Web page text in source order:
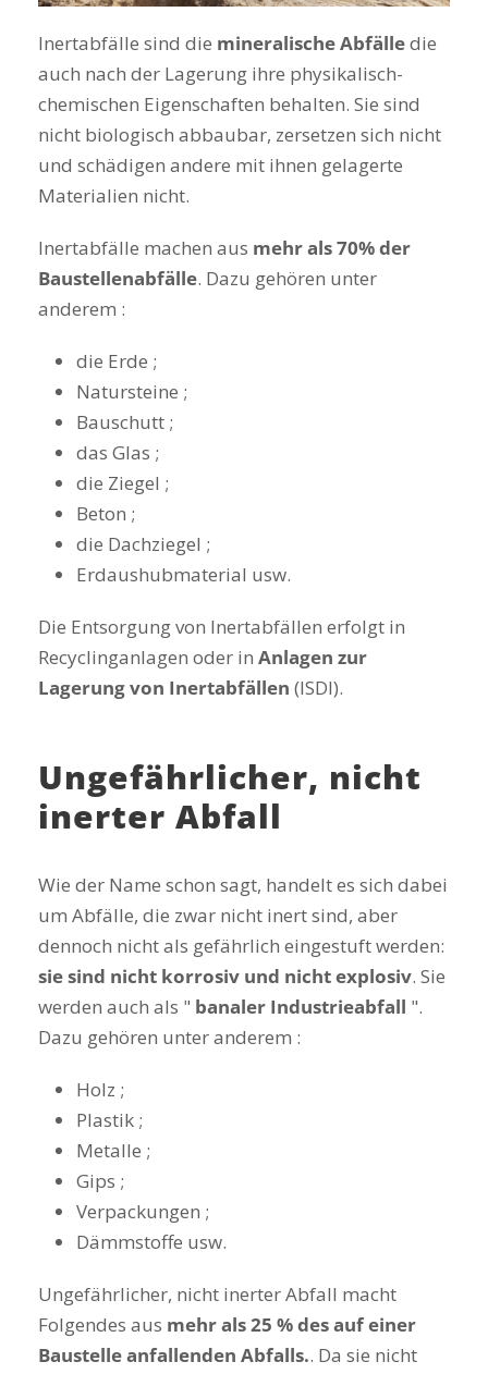
Inertabfälle sind die mineralische Abfälledie
auch nach der Lagerung ihre physikalisch-
chemischen Eigenschaften behalten. Sie sind
nicht biologisch abbaubar, zersetzen sich nicht
und schädigen andere mit ihnen gelagerte
Materialien nicht.
Inertabfälle machen aus mehr als 70% der
Baustellenabfälle. Dazu gehören unter
anderem :
die Erde ;
Natursteine ;
Bauschutt ;
das Glas ;
die Ziegel ;
Beton ;
die Dachziegel ;
Erdaushubmaterial usw.
Die Entsorgung von Inertabfällen erfolgt in
Recyclinganlagen oder in Anlagen zur
Lagerung von Inertabfällen (ISDI).
Ungefährlicher, nicht
inerter Abfall
Wie der Name schon sagt, handelt es sich dabei
um Abfälle, die zwar nicht inert sind, aber
dennoch nicht als gefährlich eingestuft werden:
sie sind nicht korrosiv und nicht explosiv. Sie
werden auch als " banaler Industrieabfall ".
Dazu gehören unter anderem :
Holz ;
Plastik ;
Metalle ;
Gips ;
Verpackungen ;
Dämmstoffe usw.
Ungefährlicher, nicht inerter Abfall macht
Folgendes aus mehr als 25 % des auf einer
Baustelle anfallenden Abfalls.. Da sie nicht